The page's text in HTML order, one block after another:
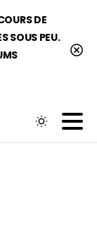
DE
SOUS PEU.
Connexion
de support